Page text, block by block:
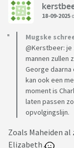
18-09-2025
Mugske
@Kerstbeer:
mannen zullen
George
kan ook een
moment is
laten passen
opvolgingslijn.
Zoals Maheiden al
Elizabeth